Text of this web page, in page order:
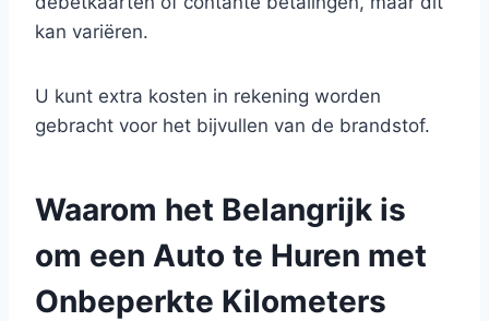
kan variëren.
U kunt extra kosten in rekening worden
gebracht voor het bijvullen van de brandstof.
Waarom het Belangrijk is
om een Auto te Huren met
Onbeperkte Kilometers